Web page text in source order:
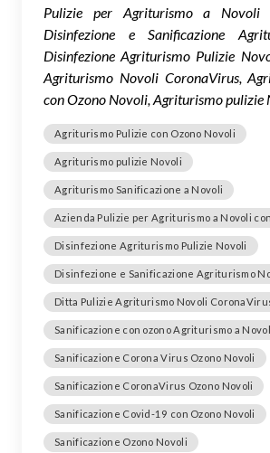
Pulizie per Agriturismo a Novoli
Disinfezione e Sanificazione
Disinfezione Agriturismo Pulizie
Agriturismo Novoli CoronaVirus,
con Ozono Novoli, Agriturismo pulizie
Agriturismo Pulizie con Ozono Novoli
Agriturismo pulizie Novoli
Agriturismo Sanificazione a Novoli
Azienda Pulizie per Agriturismo a Novoli
Disinfezione Agriturismo Pulizie Novoli
Disinfezione e Sanificazione Agriturismo
Ditta Pulizie Agriturismo Novoli
Sanificazione con ozono Agriturismo a
Sanificazione Corona Virus Ozono Novoli
Sanificazione CoronaVirus Ozono Novoli
Sanificazione Covid-19 con Ozono Novoli
Sanificazione Ozono Novoli